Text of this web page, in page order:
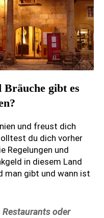
Bräuche gibt es
und freust dich
du dich vorher
Regelungen und
in diesem Land
man gibt und wann ist
oder